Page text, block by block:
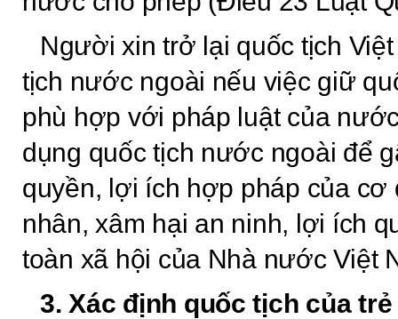
Người xin trở lại quốc tịch
tịch nước ngoài nếu việc giữ
phù hợp với pháp luật của
dụng quốc tịch nước ngoài để
quyền, lợi ích hợp pháp của cơ
nhân, xâm hại an ninh, lợi ích
toàn xã hội của Nhà nước Việt
3. Xác định quốc tịch của trẻ